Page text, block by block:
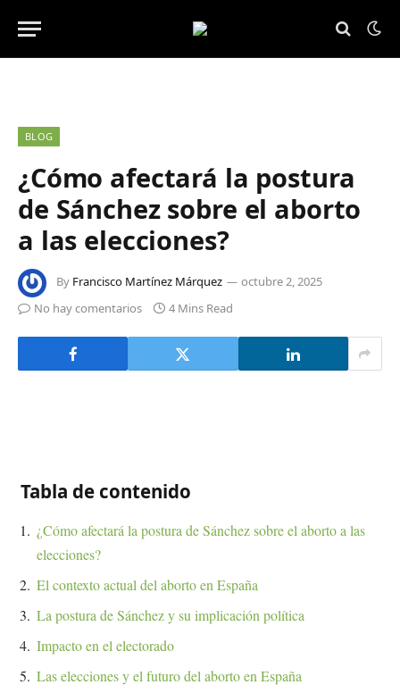
BLOG
¿Cómo afectará la postura
de Sánchez sobre el aborto
a las elecciones?
By Francisco Martínez Márquez
octubre 2, 2025
No hay comentarios
4 Mins Read
Tabla de contenido
¿Cómo afectará la postura de Sánchez sobre el aborto a las
elecciones?
El contexto actual del aborto en España
La postura de Sánchez y su implicación política
Impacto en el electorado
Las elecciones y el futuro del aborto en España